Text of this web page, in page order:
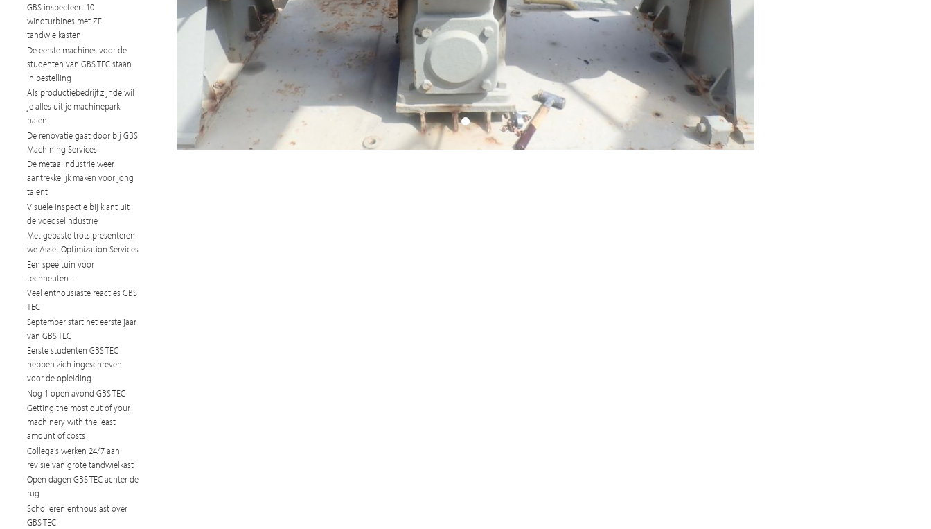
GBS inspecteert 10
windturbines met ZF
tandwielkasten
De eerste machines voor de
studenten van GBS TEC staan
in bestelling
Als productiebedrijf zijnde wil
je alles uit je machinepark
halen
De renovatie gaat door bij GBS
Machining Services
De metaalindustrie weer
aantrekkelijk maken voor jong
talent
Visuele inspectie bij klant uit
de voedselindustrie
Met gepaste trots presenteren
we Asset Optimization Services
Een speeltuin voor
techneuten...
Veel enthousiaste reacties GBS
TEC
September start het eerste jaar
van GBS TEC
Eerste studenten GBS TEC
hebben zich ingeschreven
voor de opleiding
Nog 1 open avond GBS TEC
Getting the most out of your
machinery with the least
amount of costs
Collega's werken 24/7 aan
revisie van grote tandwielkast
Open dagen GBS TEC achter de
rug
Scholieren enthousiast over
GBS TEC